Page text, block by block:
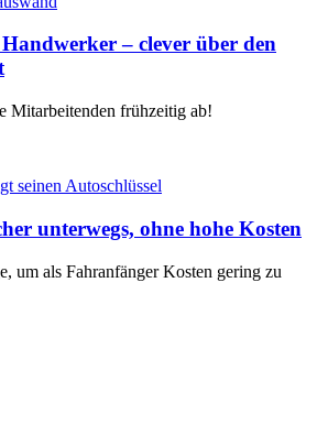
– clever über den
Mitarbeitenden frühzeitig ab!
unterwegs, ohne hohe Kosten
um als Fahranfänger Kosten gering zu